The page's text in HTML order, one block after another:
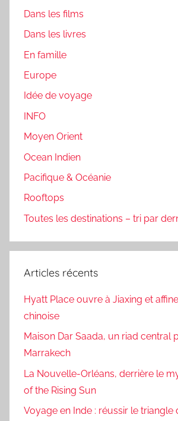
Dans les films
Dans les livres
En famille
Europe
Idée de voyage
INFO
Moyen Orient
Ocean Indien
Pacifique & Océanie
Rooftops
Toutes les destinations – tri par
Articles récents
Hyatt Place ouvre à Jiaxing et
chinoise
Maison Dar Saada, un riad central
Marrakech
La Nouvelle-Orléans, derrière le
of the Rising Sun
Voyage en Inde : réussir le triangle